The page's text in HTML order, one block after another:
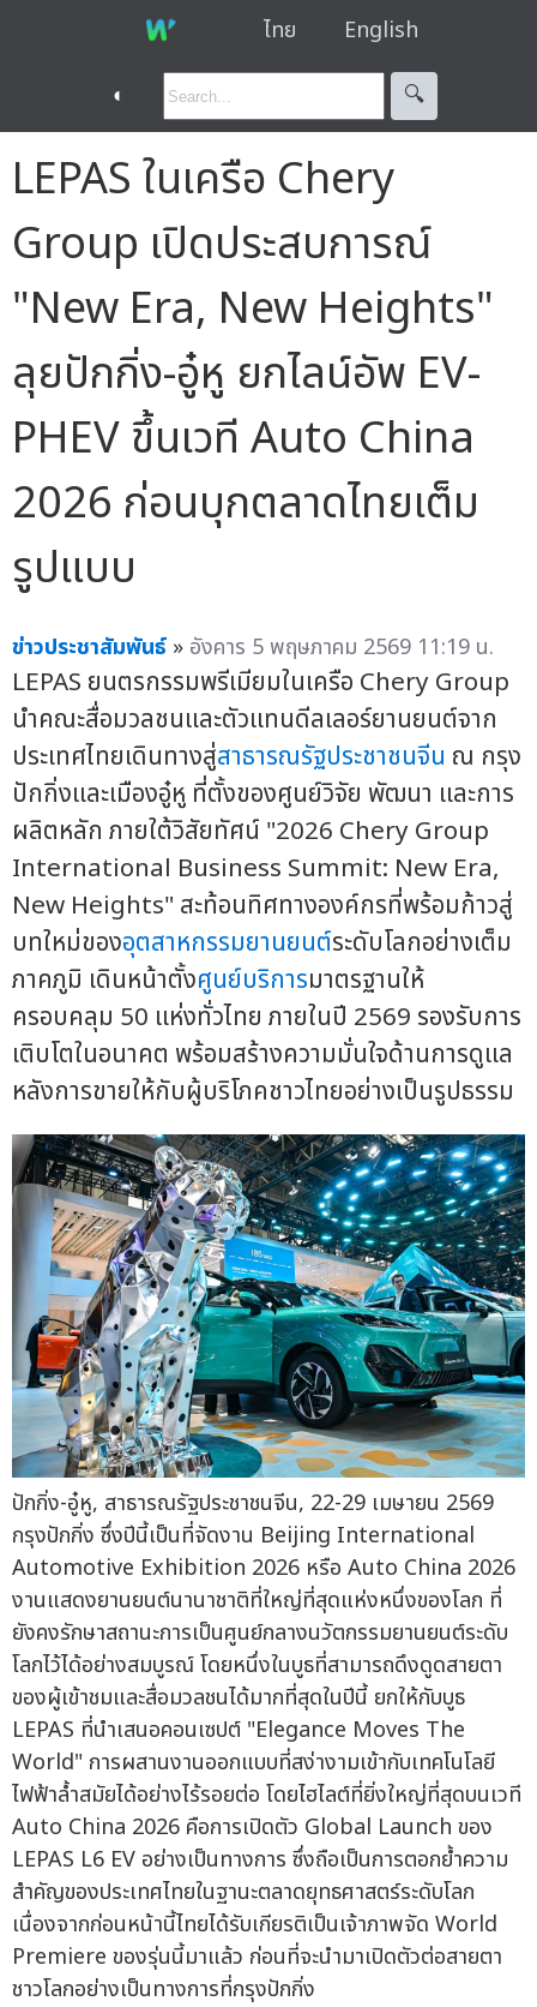
ไทย English
◐ 🔍︎
LEPAS ในเครือ Chery
Group เปิดประสบการณ์
"New Era, New Heights"
ลุยปักกิ่ง-อู๋หู ยกไลน์อัพ EV-
PHEV ขึ้นเวที Auto China
2026 ก่อนบุกตลาดไทยเต็ม
รูปแบบ
ข่าวประชาสัมพันธ์ » อังคาร 5 พฤษภาคม 2569 11:19 น.
LEPAS ยนตรกรรมพรีเมียมในเครือ Chery Group
นำคณะสื่อมวลชนและตัวแทนดีลเลอร์ยานยนต์จาก
ประเทศไทยเดินทางสู่สาธารณรัฐประชาชนจีน ณ กรุง
ปักกิ่งและเมืองอู๋หู ที่ตั้งของศูนย์วิจัย พัฒนา และการ
ผลิตหลัก ภายใต้วิสัยทัศน์ "2026 Chery Group
International Business Summit: New Era,
New Heights" สะท้อนทิศทางองค์กรที่พร้อมก้าวสู่
บทใหม่ของอุตสาหกรรมยานยนต์ระดับโลกอย่างเต็ม
ภาคภูมิ เดินหน้าตั้งศูนย์บริการมาตรฐานให้
ครอบคลุม 50 แห่งทั่วไทย ภายในปี 2569 รองรับการ
เติบโตในอนาคต พร้อมสร้างความมั่นใจด้านการดูแล
หลังการขายให้กับผู้บริโภคชาวไทยอย่างเป็นรูปธรรม
ปักกิ่ง-อู๋หู, สาธารณรัฐประชาชนจีน, 22-29 เมษายน 2569
กรุงปักกิ่ง ซึ่งปีนี้เป็นที่จัดงาน Beijing International
Automotive Exhibition 2026 หรือ Auto China 2026
งานแสดงยานยนต์นานาชาติที่ใหญ่ที่สุดแห่งหนึ่งของโลก ที่
ยังคงรักษาสถานะการเป็นศูนย์กลางนวัตกรรมยานยนต์ระดับ
โลกไว้ได้อย่างสมบูรณ์ โดยหนึ่งในบูธที่สามารถดึงดูดสายตา
ของผู้เข้าชมและสื่อมวลชนได้มากที่สุดในปีนี้ ยกให้กับบูธ
LEPAS ที่นำเสนอคอนเซปต์ "Elegance Moves The
World" การผสานงานออกแบบที่สง่างามเข้ากับเทคโนโลยี
ไฟฟ้าล้ำสมัยได้อย่างไร้รอยต่อ โดยไฮไลต์ที่ยิ่งใหญ่ที่สุดบนเวที
Auto China 2026 คือการเปิดตัว Global Launch ของ
LEPAS L6 EV อย่างเป็นทางการ ซึ่งถือเป็นการตอกย้ำความ
สำคัญของประเทศไทยในฐานะตลาดยุทธศาสตร์ระดับโลก
เนื่องจากก่อนหน้านี้ไทยได้รับเกียรติเป็นเจ้าภาพจัด World
Premiere ของรุ่นนี้มาแล้ว ก่อนที่จะนำมาเปิดตัวต่อสายตา
ชาวโลกอย่างเป็นทางการที่กรุงปักกิ่ง